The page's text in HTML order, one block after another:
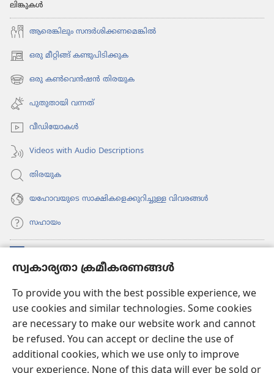
സ്വകാര്യതാ ക്രമീകരണങ്ങൾ
To provide you with the best possible experience, we
use cookies and similar technologies. Some cookies
are necessary to make our website work and cannot
be refused. You can accept or decline the use of
additional cookies, which we use only to improve
your experience. None of this data will ever be sold or
ലിങ്കുകൾ
ആരെങ്കി​ലും സന്ദർശി​ക്ക​ണ​മെ​ങ്കിൽ
ഒരു മീറ്റിങ്ങ് കണ്ടുപിടിക്കുക
(പുതിയ
പേജ്
തുറക്കുക)
ഒരു കൺവെൻഷൻ തിരയുക
(പുതിയ
പേജ്
തുറക്കുക)
പുതുതായി വന്നത്‌
വീഡി​യോ​കൾ
Videos with Audio Descriptions
തിരയുക
യഹോവയുടെ സാക്ഷികളെക്കുറിച്ചുള്ള വിവരങ്ങൾ
സഹായം
പേജ്
തുറക്കുക)വാച്ച്ടവര്‍ ഓണ്‍ലൈന്‍ ലൈബ്രറി
(പുതിയ
പേജ്
തുറക്കുക)JW ഹബ്ബ്
(പുതിയ
പേജ്
തുറക്കുക)JW ലൈ​ബ്ര​റി